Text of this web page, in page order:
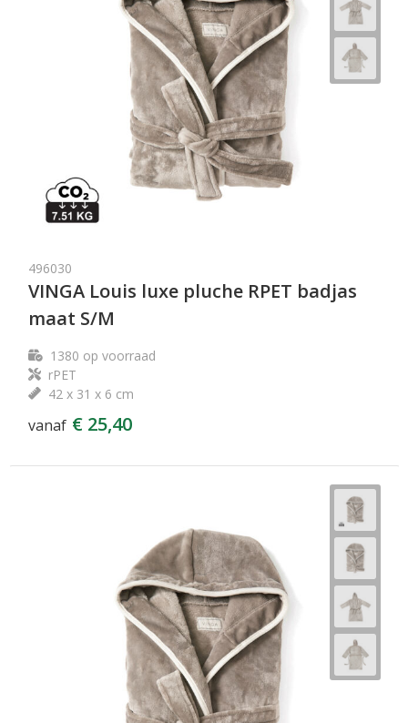
496030
VINGA Louis luxe pluche RPET badjas
maat S/M
1380 op voorraad
rPET
42 x 31 x 6 cm
vanaf € 25,40